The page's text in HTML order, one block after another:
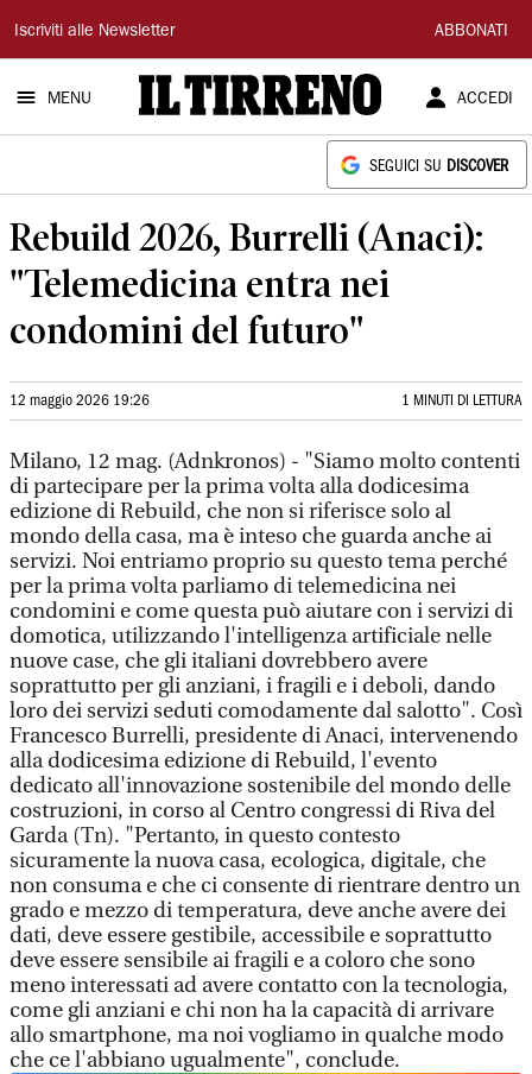
Il
Tirreno
Iscriviti alle Newsletter ABBONATI
MENU ACCEDI
SEGUICI SU DISCOVER
Rebuild 2026, Burrelli (Anaci):
"Telemedicina entra nei
condomini del futuro"
12 maggio 2026 19:26 1 MINUTI DI LETTURA
Milano, 12 mag. (Adnkronos) - "Siamo molto contenti
di partecipare per la prima volta alla dodicesima
edizione di Rebuild, che non si riferisce solo al
mondo della casa, ma è inteso che guarda anche ai
servizi. Noi entriamo proprio su questo tema perché
per la prima volta parliamo di telemedicina nei
condomini e come questa può aiutare con i servizi di
domotica, utilizzando l'intelligenza artificiale nelle
nuove case, che gli italiani dovrebbero avere
soprattutto per gli anziani, i fragili e i deboli, dando
loro dei servizi seduti comodamente dal salotto". Così
Francesco Burrelli, presidente di Anaci, intervenendo
alla dodicesima edizione di Rebuild, l'evento
dedicato all'innovazione sostenibile del mondo delle
costruzioni, in corso al Centro congressi di Riva del
Garda (Tn). "Pertanto, in questo contesto
sicuramente la nuova casa, ecologica, digitale, che
non consuma e che ci consente di rientrare dentro un
grado e mezzo di temperatura, deve anche avere dei
dati, deve essere gestibile, accessibile e soprattutto
deve essere sensibile ai fragili e a coloro che sono
meno interessati ad avere contatto con la tecnologia,
come gli anziani e chi non ha la capacità di arrivare
allo smartphone, ma noi vogliamo in qualche modo
che ce l'abbiano ugualmente", conclude.